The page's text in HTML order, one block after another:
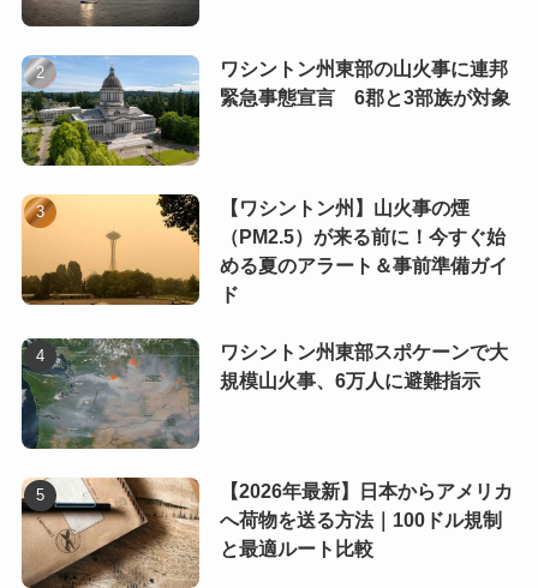
ワシントン州東部の山火事に連邦
緊急事態宣言 6郡と3部族が対象
【ワシントン州】山火事の煙
（PM2.5）が来る前に！今すぐ始
める夏のアラート＆事前準備ガイ
ド
ワシントン州東部スポケーンで大
規模山火事、6万人に避難指示
【2026年最新】日本からアメリカ
へ荷物を送る方法｜100ドル規制
と最適ルート比較